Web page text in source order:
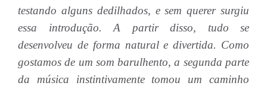
testando alguns dedilhados, e sem querer surgiu
essa introdução. A partir disso, tudo se
desenvolveu de forma natural e divertida. Como
gostamos de um som barulhento, a segunda parte
da música instintivamente tomou um caminho